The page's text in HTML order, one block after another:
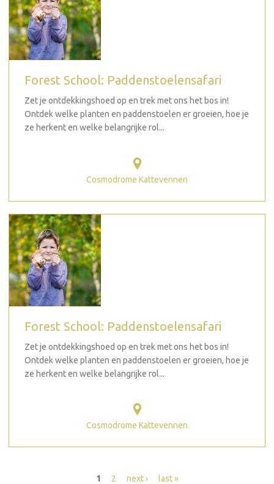
Forest School: Paddenstoelensafari
Zet je ontdekkingshoed op en trek met ons het bos in!
Ontdek welke planten en paddenstoelen er groeien, hoe je
ze herkent en welke belangrijke rol...
Cosmodrome Kattevennen
Forest School: Paddenstoelensafari
Zet je ontdekkingshoed op en trek met ons het bos in!
Ontdek welke planten en paddenstoelen er groeien, hoe je
ze herkent en welke belangrijke rol...
Cosmodrome Kattevennen
1 2 next › last »